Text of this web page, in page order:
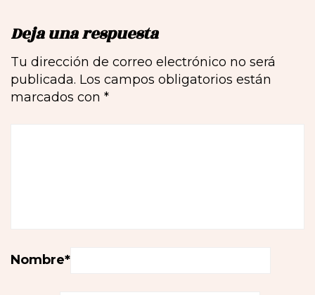
Deja una respuesta
Tu dirección de correo electrónico no será
publicada. Los campos obligatorios están
marcados con *
Nombre*